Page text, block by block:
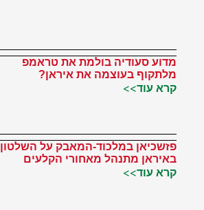
מדוע סעודיה בולמת את טראמפ
מלתקוף בעוצמה את איראן?
קרא עוד>>
פזשכיאן במלכוד-המאבק על השלטון
באיראן מתנהל מאחורי הקלעים
קרא עוד>>